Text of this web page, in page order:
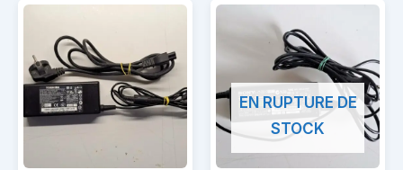
40W
EN RUPTURE DE
STOCK